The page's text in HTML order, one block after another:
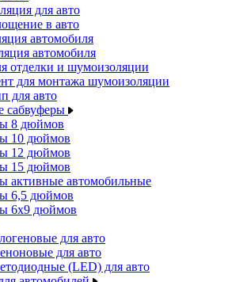
для авто
в авто
автомобиля
автомобиля
отделки и шумоизоляции
для монтажа шумоизоляции
для авто
сабвуферы
8 дюймов
10 дюймов
12 дюймов
15 дюймов
активные автомобильные
6,5 дюймов
6x9 дюймов
для авто
для авто
(LED) для авто